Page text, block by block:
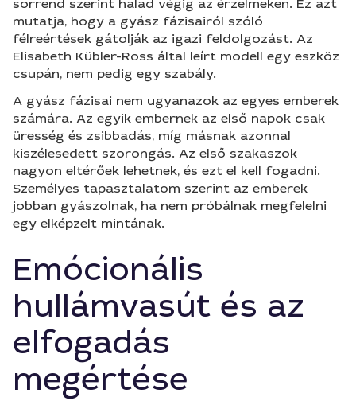
sorrend szerint halad végig az érzelmeken. Ez azt
mutatja, hogy a gyász fázisairól szóló
félreértések gátolják az igazi feldolgozást. Az
Elisabeth Kübler-Ross által leírt modell egy eszköz
csupán, nem pedig egy szabály.
A gyász fázisai nem ugyanazok az egyes emberek
számára. Az egyik embernek az első napok csak
üresség és zsibbadás, míg másnak azonnal
kiszélesedett szorongás. Az első szakaszok
nagyon eltérőek lehetnek, és ezt el kell fogadni.
Személyes tapasztalatom szerint az emberek
jobban gyászolnak, ha nem próbálnak megfelelni
egy elképzelt mintának.
Emócionális
hullámvasút és az
elfogadás
megértése